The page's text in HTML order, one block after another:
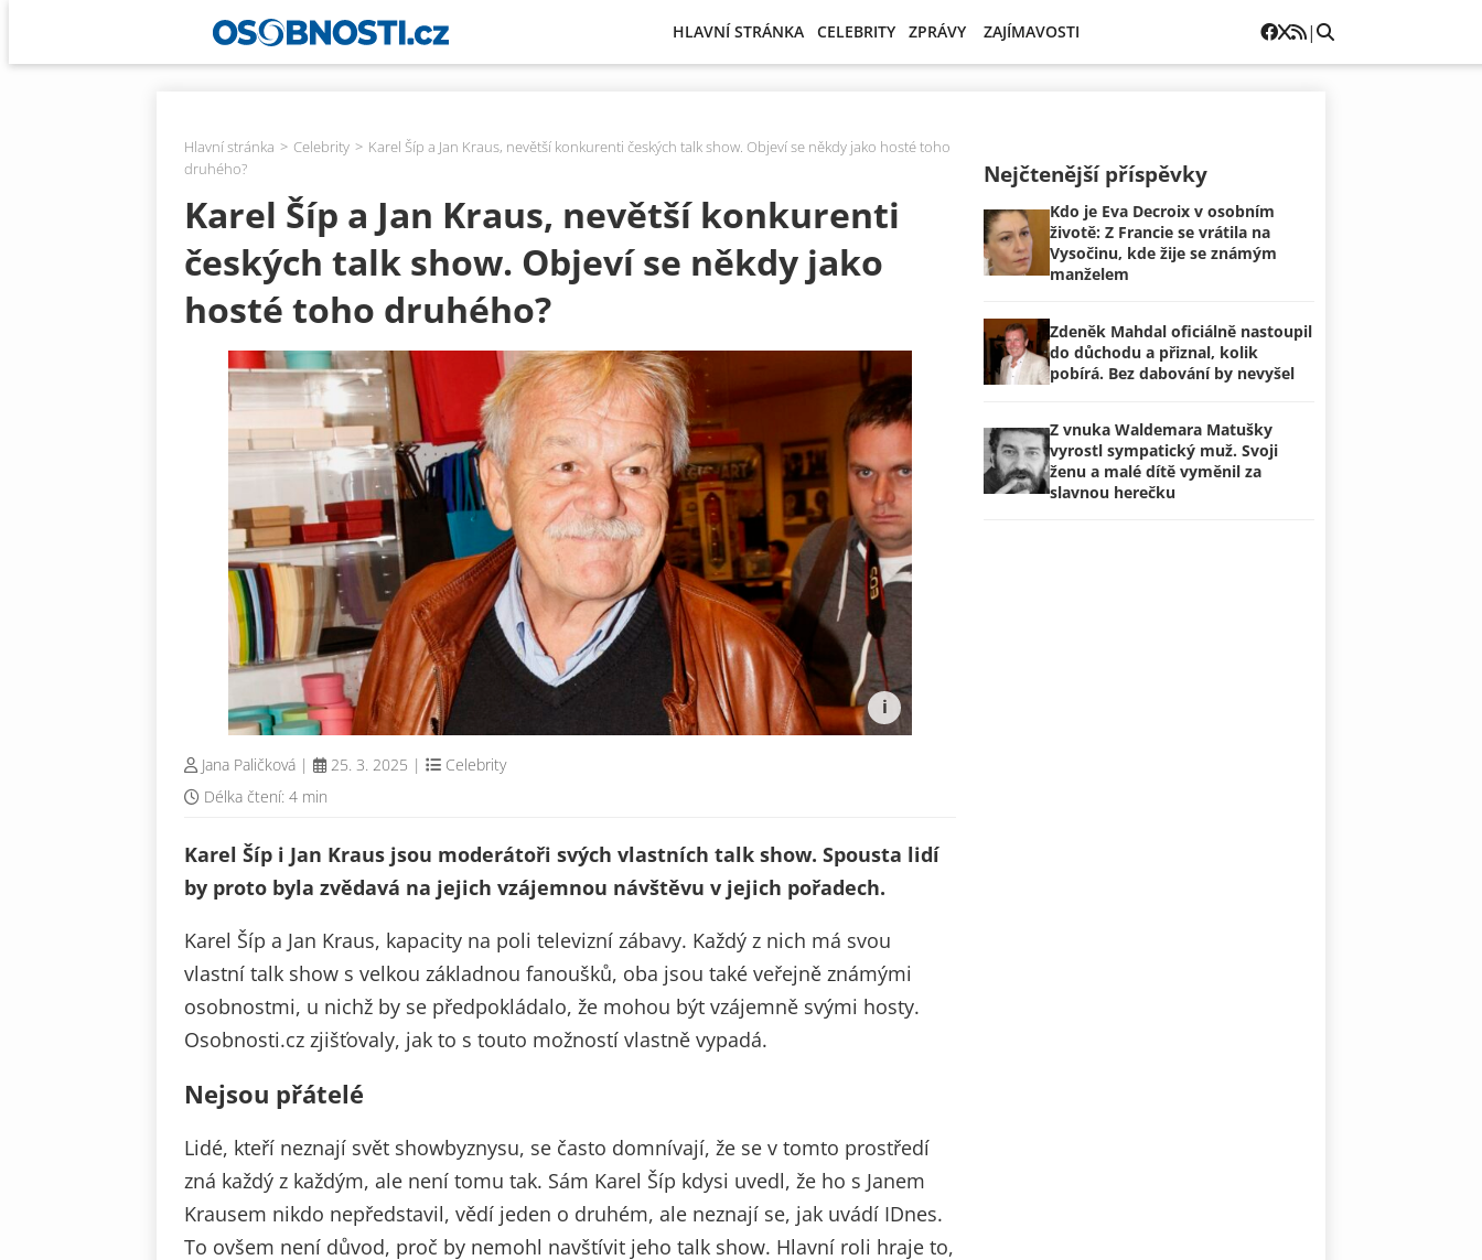
HLAVNÍ STRÁNKA CELEBRITY ZPRÁVY ZAJÍMAVOSTI |
Hlavní stránka Celebrity
Karel Šíp a Jan Kraus, nevětší konkurenti českých talk show. Objeví se někdy jako hosté toho
druhého?
Karel Šíp a Jan Kraus, nevětší konkurenti
českých talk show. Objeví se někdy jako
hosté toho druhého?
Jana Paličková | 25. 3. 2025 |
Celebrity
Délka čtení: 4 min
Karel Šíp i Jan Kraus jsou moderátoři svých vlastních talk show. Spousta lidí
by proto byla zvědavá na jejich vzájemnou návštěvu v jejich pořadech.
Karel Šíp a Jan Kraus, kapacity na poli televizní zábavy. Každý z nich má svou
vlastní talk show s velkou základnou fanoušků, oba jsou také veřejně známými
osobnostmi, u nichž by se předpokládalo, že mohou být vzájemně svými hosty.
Osobnosti.cz zjišťovaly, jak to s touto možností vlastně vypadá.
Nejsou přátelé
Lidé, kteří neznají svět showbyznysu, se často domnívají, že se v tomto prostředí
zná každý z každým, ale není tomu tak. Sám Karel Šíp kdysi uvedl, že ho s Janem
Krausem nikdo nepředstavil, vědí jeden o druhém, ale neznají se, jak uvádí IDnes.
To ovšem není důvod, proč by nemohl navštívit jeho talk show. Hlavní roli hraje to,
Nejčtenější příspěvky
Kdo je Eva Decroix v osobním
životě: Z Francie se vrátila na
Vysočinu, kde žije se známým
manželem
Zdeněk Mahdal oficiálně nastoupil
do důchodu a přiznal, kolik
pobírá. Bez dabování by nevyšel
Z vnuka Waldemara Matušky
vyrostl sympatický muž. Svoji
ženu a malé dítě vyměnil za
slavnou herečku